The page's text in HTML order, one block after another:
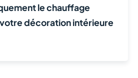
le chauffage
décoration intérieure